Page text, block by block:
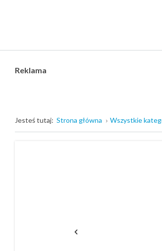
Reklama
Jesteś tutaj: Strona główna Wszystkie